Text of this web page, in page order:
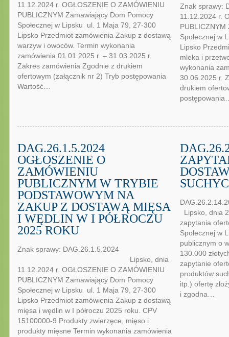
11.12.2024 r. OGŁOSZENIE O ZAMÓWIENIU
PUBLICZNYM Zamawiający Dom Pomocy
Społecznej w Lipsku ul. 1 Maja 79, 27-300
Lipsko Przedmiot zamówienia Zakup z dostawą
warzyw i owoców. Termin wykonania
zamówienia 01.01.2025 r. – 31.03.2025 r.
Zakres zamówienia Zgodnie z drukiem
ofertowym (załącznik nr 2) Tryb postępowania
Wartość…
Znak sprawy:
11.12.2024 r.
Społecznej w
Lipsko
mleka i
wykonania
30.06.2025 r.
drukiem
DAG.26.1.5.2024
OGŁOSZENIE O
ZAMÓWIENIU
PUBLICZNYM W TRYBIE
PODSTAWOWYM NA
ZAKUP Z DOSTAWĄ MIĘSA
I WĘDLIN W I PÓŁROCZU
2025 ROKU
Znak sprawy: DAG.26.1.5.2024
Lipsko, dnia
11.12.2024 r. OGŁOSZENIE O ZAMÓWIENIU
PUBLICZNYM Zamawiający Dom Pomocy
Społecznej w Lipsku ul. 1 Maja 79, 27-300
Lipsko Przedmiot zamówienia Zakup z dostawą
mięsa i wędlin w I półroczu 2025 roku. CPV
15100000-9 Produkty zwierzęce, mięso i
produkty mięsne Termin wykonania zamówienia
Lipsko, dnia
zapytania
Społecznej w
publicznym o
130.000
zapytanie
produktów
itp.) ofertę
i zgodna…